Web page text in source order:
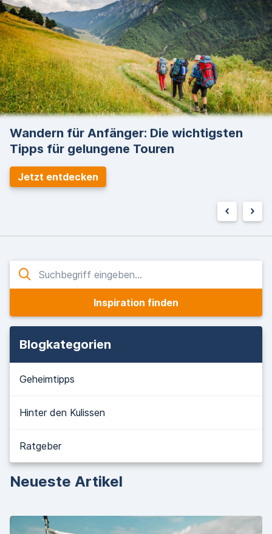
Wandern für Anfänger: Die wichtigsten
Tipps für gelungene Touren
Jetzt entdecken
Inspiration finden
Blogkategorien
Geheimtipps
Hinter den Kulissen
Ratgeber
Neueste Artikel